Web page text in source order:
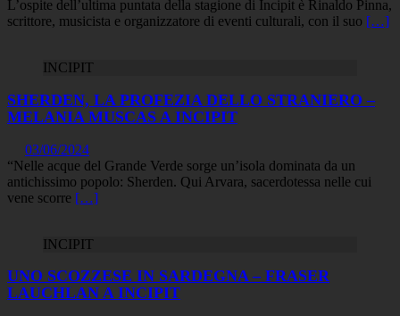
L’ospite dell’ultima puntata della stagione di Incipit è Rinaldo Pinna,
scrittore, musicista e organizzatore di eventi culturali, con il suo […]
INCIPIT
SHERDEN, LA PROFEZIA DELLO STRANIERO –
MELANIA MUSCAS A INCIPIT
03/06/2024
“Nelle acque del Grande Verde sorge un’isola dominata da un
antichissimo popolo: Sherden. Qui Arvara, sacerdotessa nelle cui
vene scorre […]
INCIPIT
UNO SCOZZESE IN SARDEGNA – FRASER
LAUCHLAN A INCIPIT